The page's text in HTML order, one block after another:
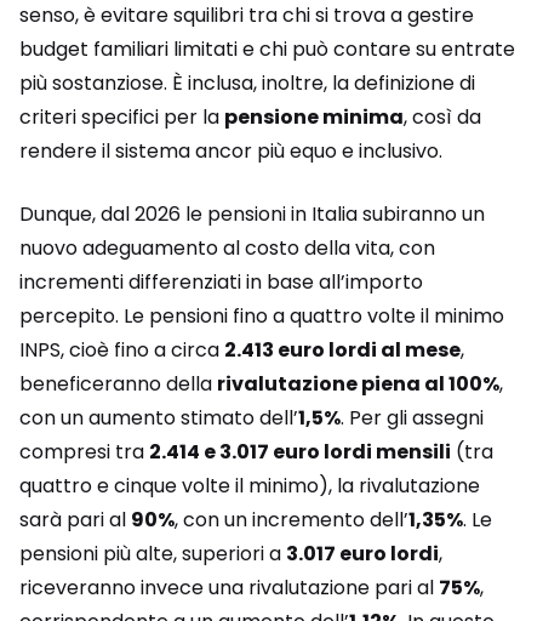
senso, è evitare squilibri tra chi si trova a gestire
budget familiari limitati e chi può contare su entrate
più sostanziose. È inclusa, inoltre, la definizione di
criteri specifici per la pensione minima, così da
rendere il sistema ancor più equo e inclusivo.
Dunque, dal 2026 le pensioni in Italia subiranno un
nuovo adeguamento al costo della vita, con
incrementi differenziati in base all’importo
percepito. Le pensioni fino a quattro volte il minimo
INPS, cioè fino a circa 2.413 euro lordi al mese,
beneficeranno della rivalutazione piena al 100%,
con un aumento stimato dell’1,5%. Per gli assegni
compresi tra 2.414 e 3.017 euro lordi mensili (tra
quattro e cinque volte il minimo), la rivalutazione
sarà pari al 90%, con un incremento dell’1,35%. Le
pensioni più alte, superiori a 3.017 euro lordi,
riceveranno invece una rivalutazione pari al 75%,